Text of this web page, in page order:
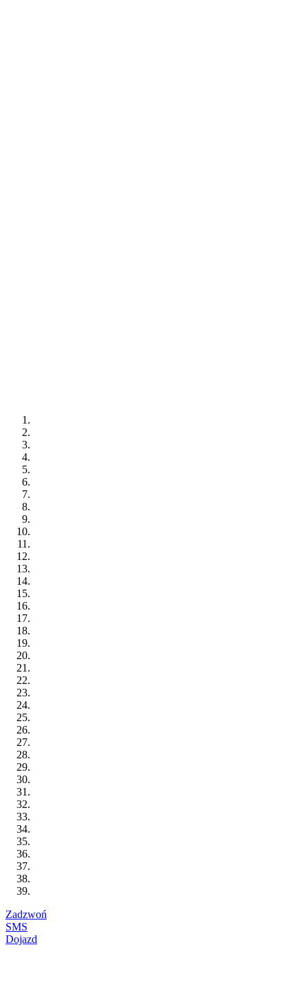
Zadzwoń
SMS
Dojazd